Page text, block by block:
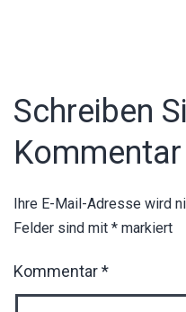
Schreiben
Kommentar
Ihre E-Mail-Adresse wird
Felder sind mit * markiert
Kommentar*